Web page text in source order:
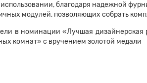
благодаря надежной
модулей, позволяющих собрать
в номинации «Лучшая
комнат» с вручением золотой медали